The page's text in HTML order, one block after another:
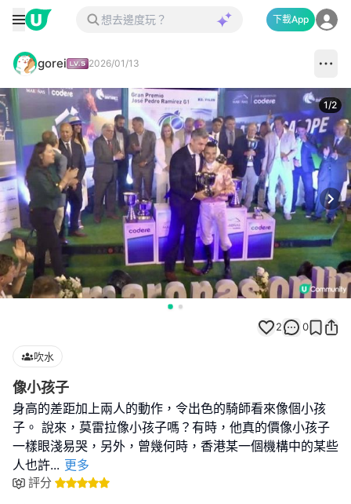
下載App
gorei 2026/01/13
1/2
2 0
吹水
像小孩子
身高的差距加上兩人的動作，令出色的騎師看來像個小孩
子。 說來，莫雷拉像小孩子嗎？有時，他真的價像小孩子
一樣眼淺易哭，另外，曾幾何時，香港某一個機構中的某些
人也許... 更多
評分